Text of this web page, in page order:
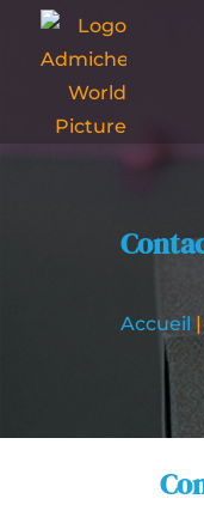
Accueil |